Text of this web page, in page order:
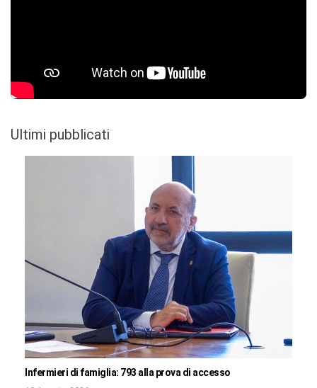
Ultimi pubblicati
Infermieri di famiglia: 793 alla prova di accesso